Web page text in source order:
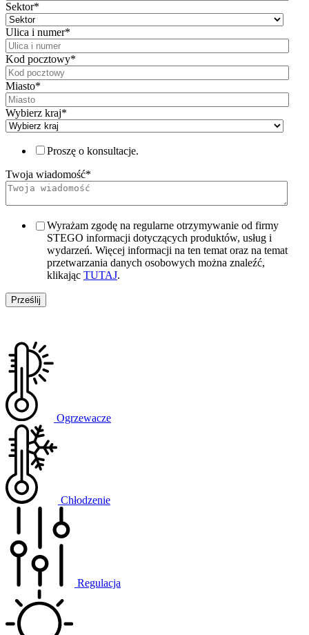
Sektor*
Ulica i numer*
Kod pocztowy*
Miasto*
Wybierz kraj*
Proszę o konsultacje.
Twoja wiadomość*
Wyrażam zgodę na regularne otrzymywanie od firmy
STEGO informacji dotyczących produktów, usług i
wydarzeń. Więcej informacji na ten temat oraz na temat
przetwarzania danych osobowych można znaleźć,
klikając TUTAJ.
Ogrzewacze
Chłodzenie
Regulacja